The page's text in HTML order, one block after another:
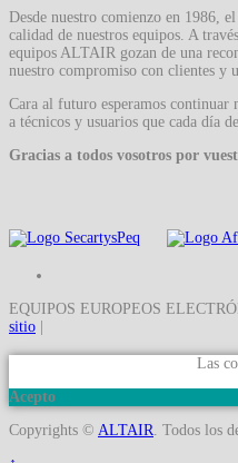
Desde nuestro comienzo en 1986,
calidad de nuestros equipos. A
equipos ALTAIR gozan de una
nuestro compromiso con clientes y
Cara al futuro esperamos
a técnicos y usuarios que cada día
Gracias a todos vosotros por
EQUIPOS EUROPEOS
sitio |
Las
Acepto
Copyrights © ALTAIR. Todos los